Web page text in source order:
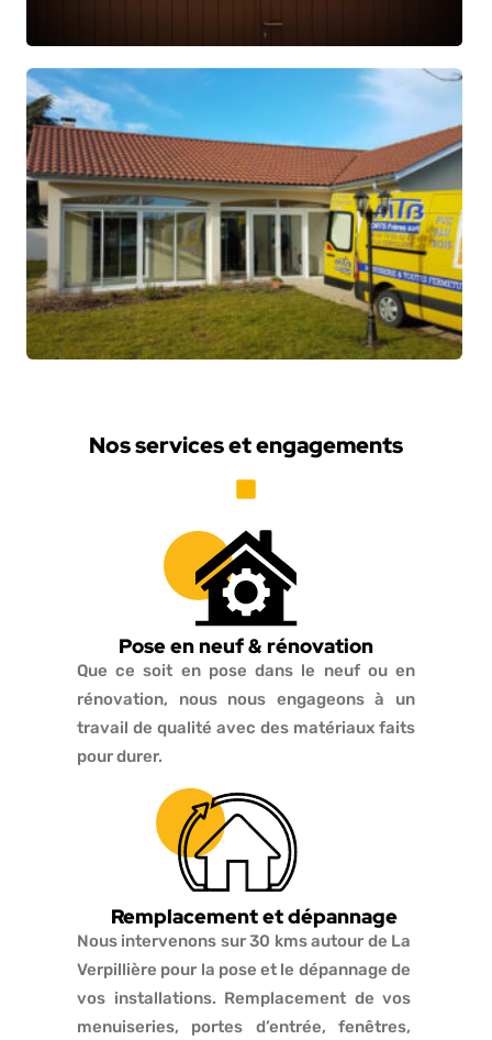
Nos services et engagements
Pose en neuf & rénovation
Que ce soit en pose dans le neuf ou en
rénovation, nous nous engageons à un
travail de qualité avec des matériaux faits
pour durer.
Remplacement et dépannage
Nous intervenons sur 30 kms autour de La
Verpillière pour la pose et le dépannage de
vos installations. Remplacement de vos
menuiseries, portes d’entrée, fenêtres,